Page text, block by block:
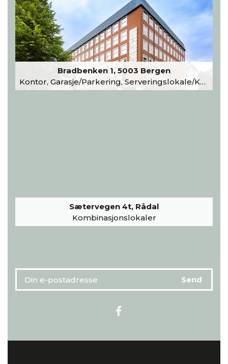
Bradbenken 1, 5003 Bergen
Kontor, Garasje/Parkering, Serveringslokale/Kantine, Undervisning/Arrangement
Sætervegen 4t, Rådal
Kombinasjonslokaler